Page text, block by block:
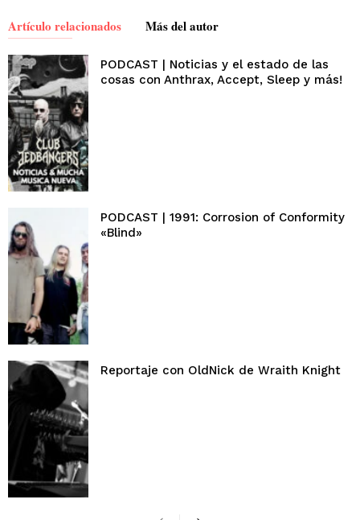
Artículo relacionados Más del autor
PODCAST | Noticias y el estado de las
cosas con Anthrax, Accept, Sleep y más!
PODCAST | 1991: Corrosion of Conformity
«Blind»
Reportaje con OldNick de Wraith Knight